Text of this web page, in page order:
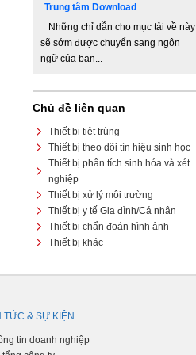
Trung tâm Download
Những chỉ dẫn cho mục tải về này
sẽ sớm được chuyển sang ngôn
ngữ của bạn...
Chủ đề liên quan
Thiết bị tiệt trùng
Thiết bị theo dõi tín hiệu sinh học
Thiết bị phân tích sinh hóa và xét
nghiệp
Thiết bị xử lý môi trường
Thiết bị y tế Gia đình/Cá nhân
Thiết bị chẩn đoán hình ảnh
Thiết bị khác
TỨC & SỰ KIỆN
tin doanh nghiệp